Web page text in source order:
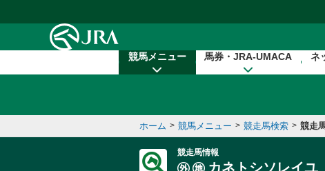
競馬メニュー 馬券・JRA-UMACA ネ
ホーム > 競馬メニュー > 競走馬検索 > 競走
競走馬情報
カネトシソレイユ